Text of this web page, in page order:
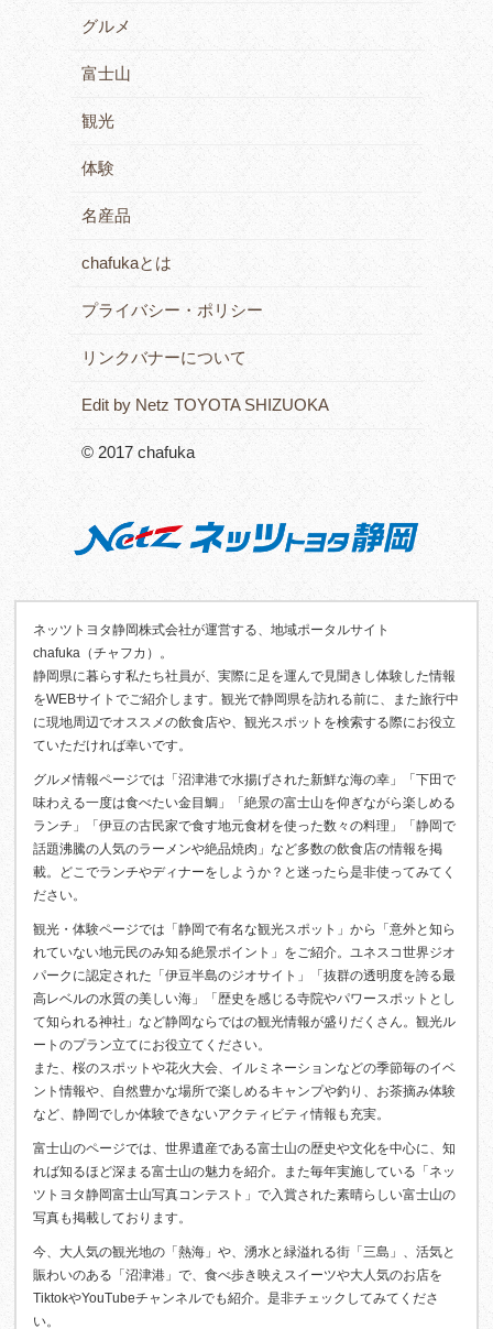
グルメ
富士山
観光
体験
名産品
chafukaとは
プライバシー・ポリシー
リンクバナーについて
Edit by Netz TOYOTA SHIZUOKA
© 2017 chafuka
ネッツトヨタ静岡株式会社が運営する、地域ポータルサイト
chafuka（チャフカ）。
静岡県に暮らす私たち社員が、実際に足を運んで見聞きし体験した情報
をWEBサイトでご紹介します。観光で静岡県を訪れる前に、また旅行中
に現地周辺でオススメの飲食店や、観光スポットを検索する際にお役立
ていただければ幸いです。
グルメ情報ページでは「沼津港で水揚げされた新鮮な海の幸」「下田で
味わえる一度は食べたい金目鯛」「絶景の富士山を仰ぎながら楽しめる
ランチ」「伊豆の古民家で食す地元食材を使った数々の料理」「静岡で
話題沸騰の人気のラーメンや絶品焼肉」など多数の飲食店の情報を掲
載。どこでランチやディナーをしようか？と迷ったら是非使ってみてく
ださい。
観光・体験ページでは「静岡で有名な観光スポット」から「意外と知ら
れていない地元民のみ知る絶景ポイント」をご紹介。ユネスコ世界ジオ
パークに認定された「伊豆半島のジオサイト」「抜群の透明度を誇る最
高レベルの水質の美しい海」「歴史を感じる寺院やパワースポットとし
て知られる神社」など静岡ならではの観光情報が盛りだくさん。観光ル
ートのプラン立てにお役立てください。
また、桜のスポットや花火大会、イルミネーションなどの季節毎のイベ
ント情報や、自然豊かな場所で楽しめるキャンプや釣り、お茶摘み体験
など、静岡でしか体験できないアクティビティ情報も充実。
富士山のページでは、世界遺産である富士山の歴史や文化を中心に、知
れば知るほど深まる富士山の魅力を紹介。また毎年実施している「ネッ
ツトヨタ静岡富士山写真コンテスト」で入賞された素晴らしい富士山の
写真も掲載しております。
今、大人気の観光地の「熱海」や、湧水と緑溢れる街「三島」、活気と
賑わいのある「沼津港」で、食べ歩き映えスイーツや大人気のお店を
TiktokやYouTubeチャンネルでも紹介。是非チェックしてみてくださ
い。